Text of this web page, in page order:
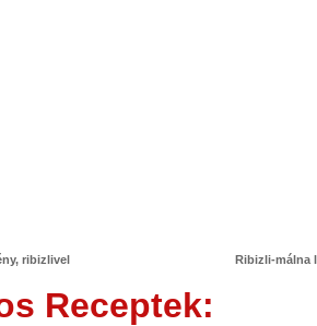
ribizlivel Ribizli-málna
Receptek: